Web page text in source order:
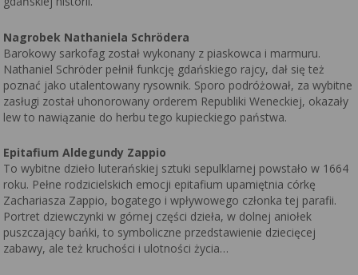
Nagrobek Nathaniela Schrödera
Barokowy sarkofag został wykonany z piaskowca i marmuru.
Nathaniel Schröder pełnił funkcję gdańskiego rajcy, dał się też
poznać jako utalentowany rysownik. Sporo podróżował, za wybitne
zasługi został uhonorowany orderem Republiki Weneckiej, okazały
lew to nawiązanie do herbu tego kupieckiego państwa.
Epitafium Aldegundy Zappio
To wybitne dzieło luterańskiej sztuki sepulklarnej powstało w 1664
roku. Pełne rodzicielskich emocji epitafium upamiętnia córkę
Zachariasza Zappio, bogatego i wpływowego członka tej parafii.
Portret dziewczynki w górnej części dzieła, w dolnej aniołek
puszczający bańki, to symboliczne przedstawienie dziecięcej
zabawy, ale też kruchości i ulotności życia…